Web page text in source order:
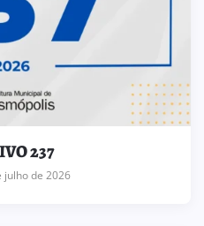
237
julho de 2026